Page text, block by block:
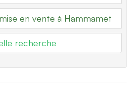
en vente à Hammamet
recherche